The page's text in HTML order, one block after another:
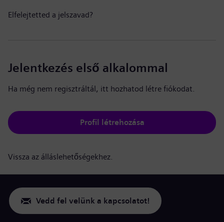
Elfelejtetted a jelszavad?
Jelentkezés első alkalommal
Ha még nem regisztráltál, itt hozhatod létre fiókodat.
Profil létrehozása
Vissza az álláslehetőségekhez.
Vedd fel velünk a kapcsolatot!